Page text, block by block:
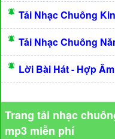
Tải Nhạc Chuông
Tải Nhạc Chuông
Lời Bài Hát - Hợp
Trang tải nhạc
mp3 miễn phí